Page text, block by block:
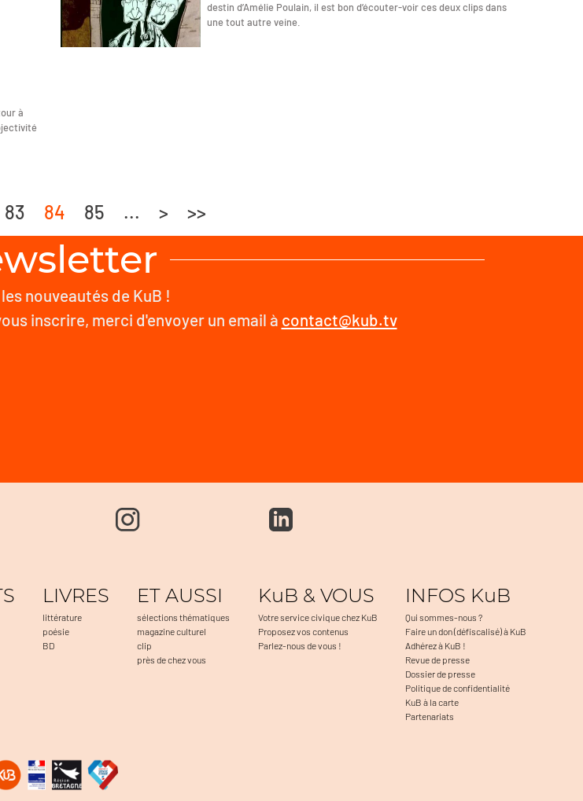
destin d’Amélie Poulain, il est bon d’écouter-voir ces deux clips dans
une tout autre veine.
à
83 84 85 ... > >>
nouveautés de KuB !
inscrire, merci d'envoyer un email à contact@kub.tv
LIVRES
littérature
poésie
BD
ET AUSSI
sélections thématiques
magazine culturel
clip
près de chez vous
KuB & VOUS
Votre service civique chez KuB
Proposez vos contenus
Parlez-nous de vous !
INFOS KuB
Qui sommes-nous ?
Faire un don (défiscalisé) à KuB
Adhérez à KuB !
Revue de presse
Dossier de presse
Politique de confidentialité
KuB à la carte
Partenariats